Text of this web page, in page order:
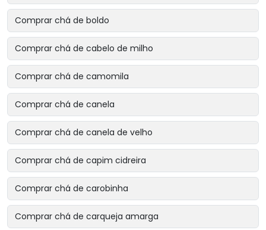
Comprar chá de boldo
Comprar chá de cabelo de milho
Comprar chá de camomila
Comprar chá de canela
Comprar chá de canela de velho
Comprar chá de capim cidreira
Comprar chá de carobinha
Comprar chá de carqueja amarga